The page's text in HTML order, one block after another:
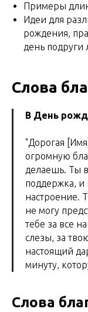
Примеры
Идеи для
рождения,
день подруги
Слова
В День
"Дорогая
огромную
делаешь. Ты
поддержка, и
настроение.
не могу
тебе за все
слезы, за
настоящий
минуту,
Слова